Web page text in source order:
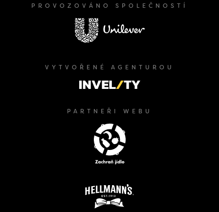
PROVOZOVÁNO SPOLEČNOSTÍ
VYTVOŘENÉ AGENTUROU
PARTNEŘI WEBU